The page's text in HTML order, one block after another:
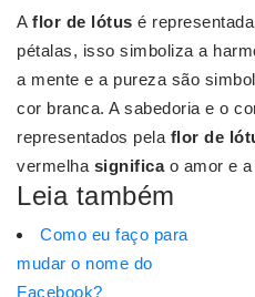
A flor de lótus é
pétalas, isso simboliza a
a mente e a pureza são
cor branca. A sabedoria e o
representados pela flor de
vermelha significao amor e a
Leia também
Como eu faço para
mudar o nome do
Facebook?